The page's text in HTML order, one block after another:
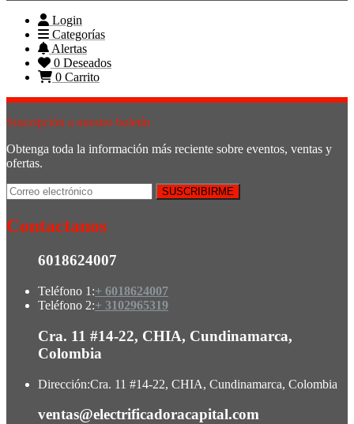
Login
Categorías
Alertas
0 Deseados
0 Carrito
Suscripción a nuestro boletín
Obtenga toda la información más reciente sobre eventos, ventas y
ofertas.
Contactanos
6018624007
Teléfono 1:+ 6018624007
Teléfono 2:+ 3102965319
Cra. 11 #14-22, CHIA, Cundinamarca,
Colombia
Dirección:Cra. 11 #14-22, CHIA, Cundinamarca, Colombia
ventas@electrificadoracapital.com